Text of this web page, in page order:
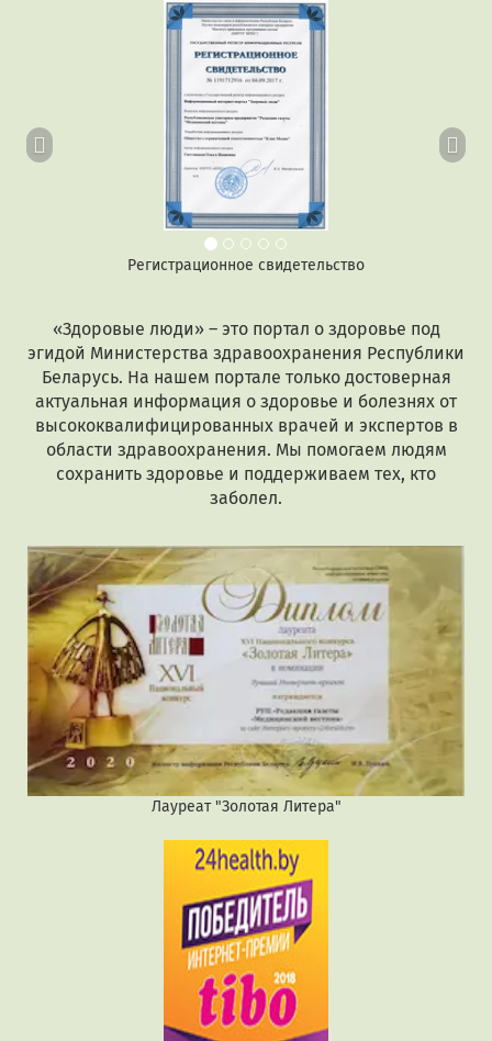
Регистрационное свидетельство
Предыдущий
«Здоровые люди» – это портал о здоровье под
эгидой Министерства здравоохранения Республики
Беларусь. На нашем портале только достоверная
актуальная информация о здоровье и болезнях от
высококвалифицированных врачей и экспертов в
области здравоохранения. Мы помогаем людям
сохранить здоровье и поддерживаем тех, кто
заболел.
Лауреат "Золотая Литера"